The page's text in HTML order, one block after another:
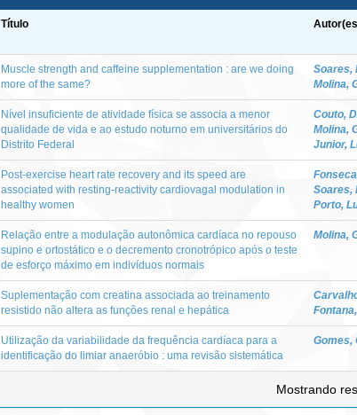
Título
Muscle strength and caffeine supplementation : are we doing
more of the same?
Soares,
Molina,
Nível insuficiente de atividade física se associa a menor
qualidade de vida e ao estudo noturno em universitários do
Distrito Federal
Couto,
Molina,
Junior,
Post‑exercise heart rate recovery and its speed are
associated with resting‑reactivity cardiovagal modulation in
healthy women
Soares,
Porto,
Relação entre a modulação autonômica cardíaca no repouso
supino e ortostático e o decremento cronotrópico após o teste
de esforço máximo em indivíduos normais
Molina,
Suplementação com creatina associada ao treinamento
resistido não altera as funções renal e hepática
Utilização da variabilidade da frequência cardíaca para a
identificação do limiar anaeróbio : uma revisão sistemática
Gomes,
Mostrando